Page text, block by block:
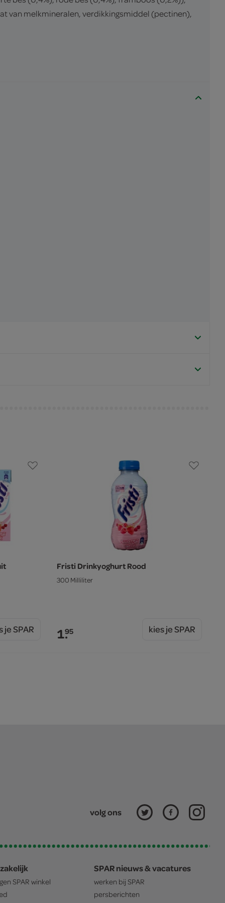
van melkmineralen, verdikkingsmiddel (pectinen),
je SPAR
Fristi Drinkyoghurt Rood
300 Milliliter
1.95 kies je SPAR
volg ons
SPAR winkel
SPAR nieuws & vacatures
werken bij SPAR
persberichten